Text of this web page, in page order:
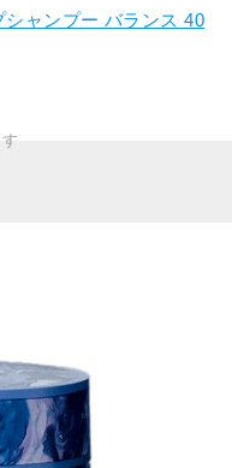
ャンプー バランス 40